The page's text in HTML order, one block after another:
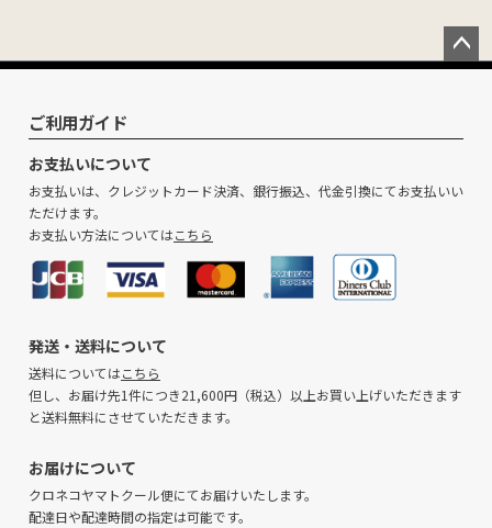
ペー
へ
ご利用ガイド
お支払いについて
お支払いは、クレジットカード決済、銀行振込、代金引換にてお支払いい
ただけます。
お支払い方法についてはこちら
発送・送料について
送料についてはこちら
但し、お届け先1件につき21,600円（税込）以上お買い上げいただきます
と送料無料にさせていただきます。
お届けについて
クロネコヤマトクール便にてお届けいたします。
配達日や配達時間の指定は可能です。